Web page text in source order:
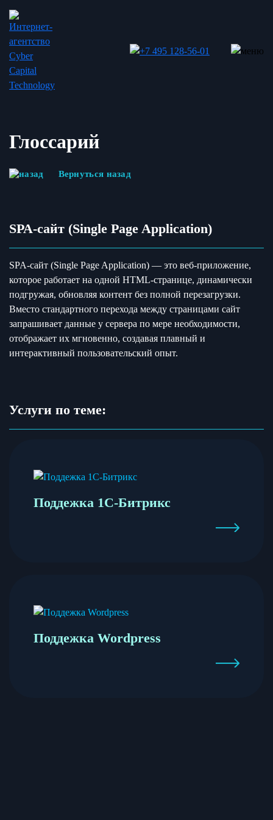
Глоссарий
Вернуться назад
SPA-сайт (Single Page Application)
SPA-сайт (Single Page Application) — это веб-приложение,
которое работает на одной HTML-странице, динамически
подгружая, обновляя контент без полной перезагрузки.
Вместо стандартного перехода между страницами сайт
запрашивает данные у сервера по мере необходимости,
отображает их мгновенно, создавая плавный и
интерактивный пользовательский опыт.
Услуги по теме:
Поддежка 1С-Битрикс
Поддежка Wordpress